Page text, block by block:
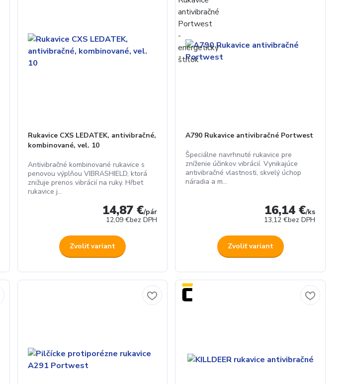
Rukavice CXS LEDATEK, antivibračné,
kombinované, vel. 10
Antivibračné kombinované rukavice s
penovou výplňou VIBRASHIELD, ktorá
znižuje prenos vibrácií na ruky. Hřbet
rukavice j...
14,87 €/pár
12,09 €bez DPH
Zvoliť variant
A790 Rukavice antivibračné Portwest
Špeciálne navrhnuté rukavice pre
zníženie účinkov vibrácií. Vynikajúce
antivibračné vlastnosti, skvelý úchop
náradia a m...
16,14 €/ks
13,12 €bez DPH
Zvoliť variant